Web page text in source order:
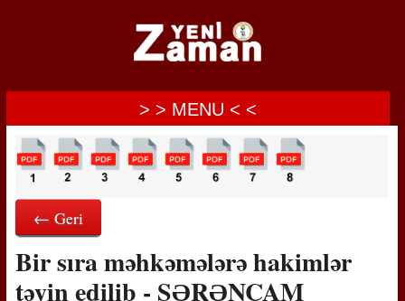
> > MENU < <
← Geri
Bir sıra məhkəmələrə hakimlər
təyin edilib - SƏRƏNCAM